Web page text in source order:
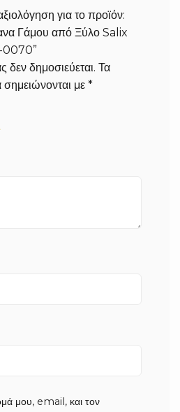
για το προϊόν:
Γάμου από Ξύλο Salix
0070”
δεν δημοσιεύεται. Τα
με *
μου, email, και τον